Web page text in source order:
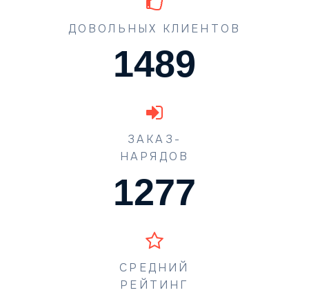
ДОВОЛЬНЫХ КЛИЕНТОВ
1489
ЗАКАЗ-
НАРЯДОВ
1773
СРЕДНИЙ
РЕЙТИНГ